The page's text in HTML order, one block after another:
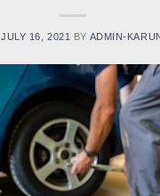
JULY 16, 2021 BY ADMIN-